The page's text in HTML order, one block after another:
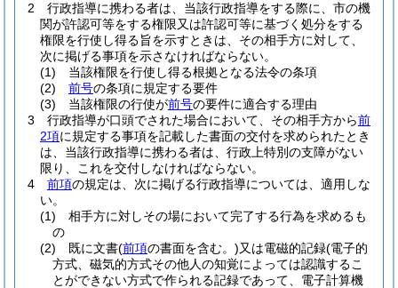
2
行政指導に携わる者は、当該行政指導をする際に、市の機
関が許認可等をする権限又は許認可等に基づく処分をする
権限を行使し得る旨を示すときは、その相手方に対して、
次に掲げる事項を示さなければならない。
(1)
当該権限を行使し得る根拠となる法令の条項
(2)
前号の条項に規定する要件
(3)
当該権限の行使が前号の要件に適合する理由
3
行政指導が口頭でされた場合において、その相手方から前
2項に規定する事項を記載した書面の交付を求められたとき
は、当該行政指導に携わる者は、行政上特別の支障がない
限り、これを交付しなければならない。
4
前項の規定は、次に掲げる行政指導については、適用しな
い。
(1)
相手方に対しその場において完了する行為を求めるも
の
(2)
既に文書(前項の書面を含む。)又は電磁的記録(電子的
方式、磁気的方式その他人の知覚によっては認識するこ
とができない方式で作られる記録であって、電子計算機